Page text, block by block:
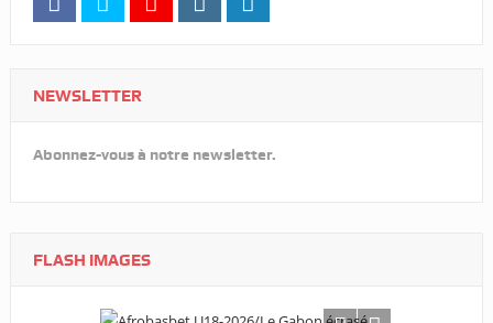
NEWSLETTER
Abonnez-vous à notre newsletter.
FLASH IMAGES